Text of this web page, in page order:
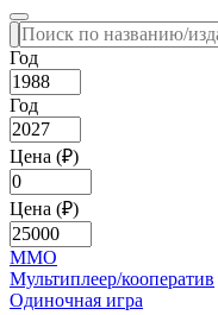
Год
Год
Цена (₽)
Цена (₽)
MMO
Мультиплеер/кооператив
Одиночная игра